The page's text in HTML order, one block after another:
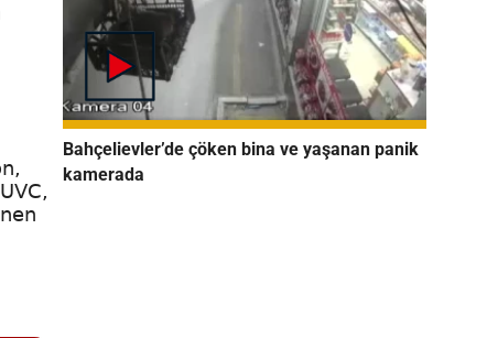
Bahçelievler’de çöken bina ve yaşanan panik
kamerada